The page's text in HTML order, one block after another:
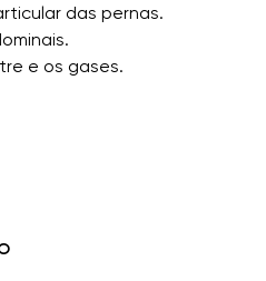
das pernas.
e os gases.